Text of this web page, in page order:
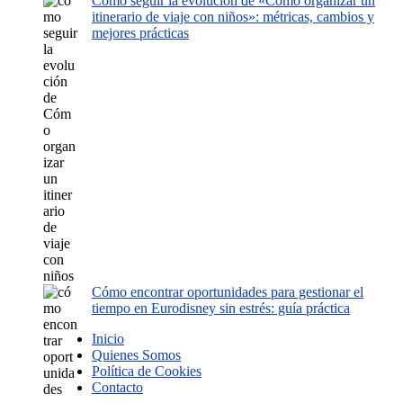
itinerario de viaje con niños»: métricas, cambios y
mejores prácticas
Cómo encontrar oportunidades para gestionar el
tiempo en Eurodisney sin estrés: guía práctica
Inicio
Quienes Somos
Política de Cookies
Contacto